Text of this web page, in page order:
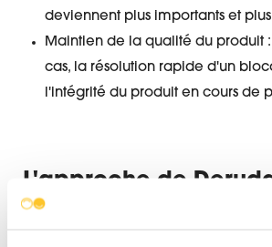
deviennent plus importants et
Maintien de la qualité du produit
cas, la résolution rapide d'un
l'intégrité du produit en cours de
L'approche de
Cleaning en cas